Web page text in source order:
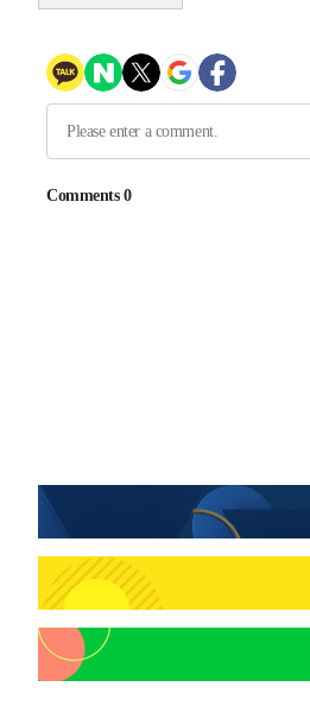
-14976초 전 >[속보]지하철 1호선 상
-13301초 전 >'낮 최고 34도' 전국 더
-11949초 전 >파키스탄 보안군, 대 테
명 살해